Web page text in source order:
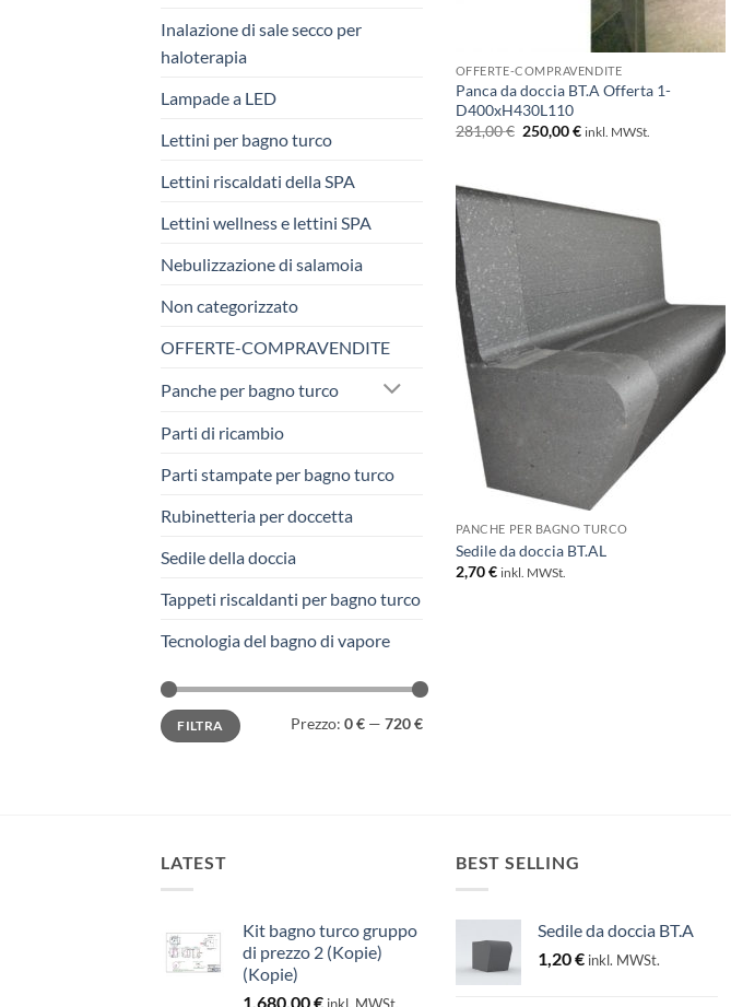
Inalazione di sale secco per
haloterapia
Lampade a LED
Lettini per bagno turco
Lettini riscaldati della SPA
Lettini wellness e lettini SPA
Nebulizzazione di salamoia
Non categorizzato
OFFERTE-COMPRAVENDITE
Panche per bagno turco
Parti di ricambio
Parti stampate per bagno turco
Rubinetteria per doccetta
Sedile della doccia
Tappeti riscaldanti per bagno turco
Tecnologia del bagno di vapore
Prezzo
Min
Prezzo
MaxFILTRA Prezzo: 0 € — 720 €
OFFERTE-COMPRAVENDITE
Panca da doccia BT.A Offerta 1-
D400xH430L110
281,00€ Il
prezzo
250,00€Ilinkl. MWSt.
PANCHE PER BAGNO TURCO
Sedile da doccia BT.AL
2,70€ inkl. MWSt.
LATEST
Kit bagno turco gruppo
di prezzo 2 (Kopie)
(Kopie)
1.680,00€ inkl. MWSt.
BEST SELLING
Sedile da doccia BT.A
1,20€ inkl. MWSt.